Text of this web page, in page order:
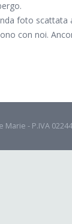
foto
con noi.
Marie - P.IVA